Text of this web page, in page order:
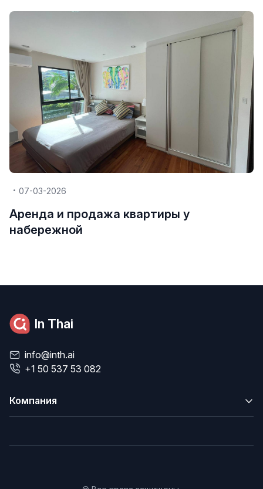
07-03-2026
Аренда и продажа квартиры у
набережной
In Thai
info@inth.ai
+1 50 537 53 082
Компания